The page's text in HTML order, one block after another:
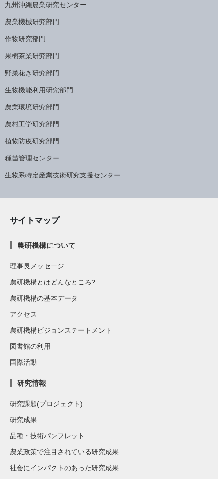
九州沖縄農業研究センター
農業機械研究部門
作物研究部門
果樹茶業研究部門
野菜花き研究部門
生物機能利用研究部門
農業環境研究部門
農村工学研究部門
植物防疫研究部門
種苗管理センター
生物系特定産業技術研究支援センター
サイトマップ
農研機構について
理事長メッセージ
農研機構とはどんなところ?
農研機構の基本データ
アクセス
農研機構ビジョンステートメント
図書館の利用
国際活動
研究情報
研究課題(プロジェクト)
研究成果
品種・技術パンフレット
農業政策で注目されている研究成果
社会にインパクトのあった研究成果